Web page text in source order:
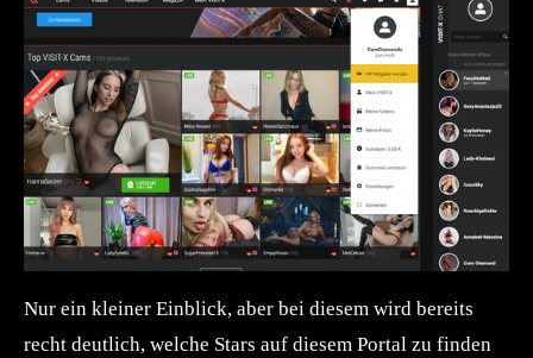
Nur ein kleiner Einblick, aber bei diesem wird bereits
recht deutlich, welche Stars auf diesem Portal zu finden